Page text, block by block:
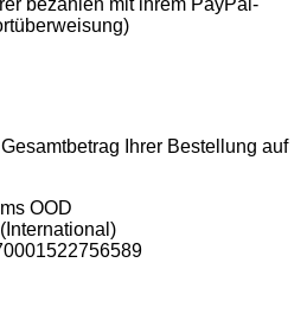
Ihrer Bestellung auf
OOD